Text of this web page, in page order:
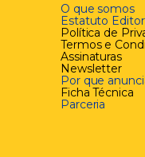
O que somos
Estatuto
Política de
Termos e
Assinaturas
Newsletter
Por que
Ficha Técnica
Parceria